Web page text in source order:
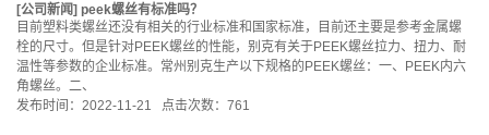
[公司新闻] peek螺丝有标准吗？
目前塑料类螺丝还没有相关的行业标准和国家标准，目前还主要是参考金属螺
栓的尺寸。但是针对PEEK螺丝的性能，别克有关于PEEK螺丝拉力、扭力、耐
温性等参数的企业标准。常州别克生产以下规格的PEEK螺丝：一、PEEK内六
角螺丝。二、
发布时间：2022-11-21 点击次数：761